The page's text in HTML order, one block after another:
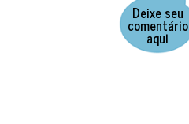
Deixe seu
comentário
aqui